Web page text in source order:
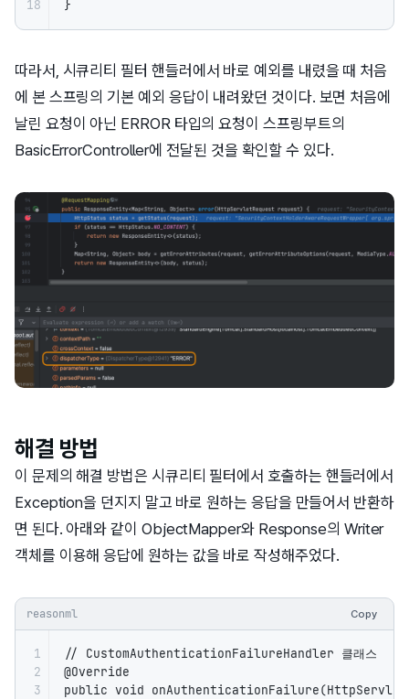
18
}
따라서, 시큐리티 필터 핸들러에서 바로 예외를 내렸을 때 처음
에 본 스프링의 기본 예외 응답이 내려왔던 것이다. 보면 처음에
날린 요청이 아닌 ERROR 타입의 요청이 스프링부트의
BasicErrorController에 전달된 것을 확인할 수 있다.
해결 방법
이 문제의 해결 방법은 시큐리티 필터에서 호출하는 핸들러에서
Exception을 던지지 말고 바로 원하는 응답을 만들어서 반환하
면 된다. 아래와 같이 ObjectMapper와 Response의 Writer
객체를 이용해 응답에 원하는 값을 바로 작성해주었다.
reasonml Copy
1
2
3
// CustomAuthenticationFailureHandler 클래스
@Override
public void